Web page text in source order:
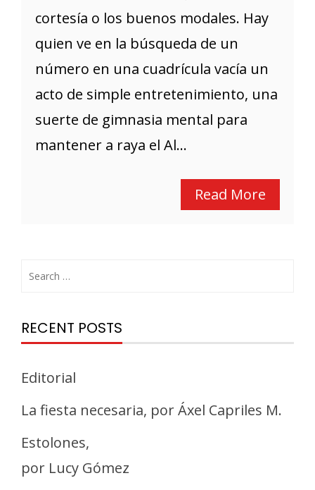
cortesía o los buenos modales. Hay
quien ve en la búsqueda de un
número en una cuadrícula vacía un
acto de simple entretenimiento, una
suerte de gimnasia mental para
mantener a raya el Al...
Read More
RECENT POSTS
Editorial
La fiesta necesaria, por Áxel Capriles M.
Estolones,
por Lucy Gómez